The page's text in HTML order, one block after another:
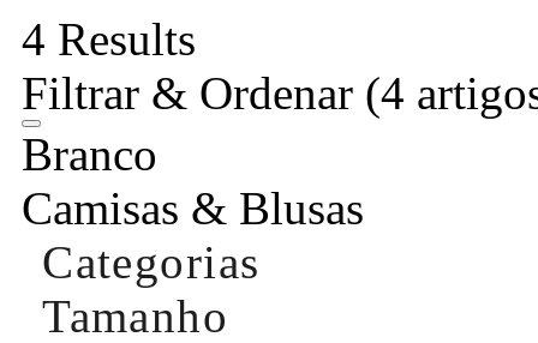
4 Results
Filtrar & Ordenar (4
Branco
Camisas & Blusas
Categorias
Tamanho